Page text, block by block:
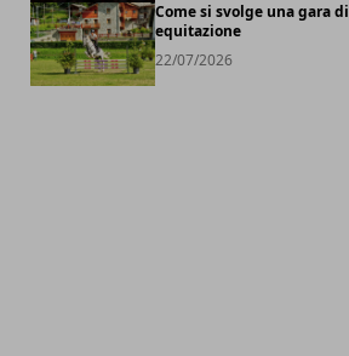
Come si svolge una gara di
equitazione
22/07/2026